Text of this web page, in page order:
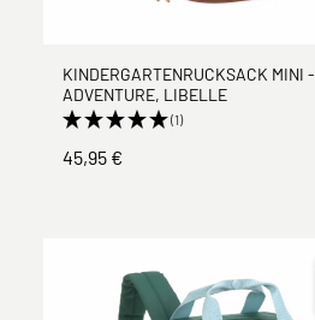
KINDERGARTENRUCKSACK MINI -
ADVENTURE, LIBELLE
(1)
45,95 €